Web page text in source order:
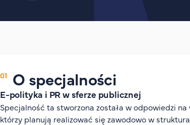
O specjalności
E-polityka i PR w sferze publicznej
Specjalność ta stworzona została w odpowiedzi
którzy planują realizować się zawodowo w